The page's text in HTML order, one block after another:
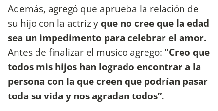
Además, agregó que aprueba la relación de
su hijo con la actriz yque no cree que la edad
sea un impedimento para celebrar el amor.
Antes de finalizar el musico agrego: "Creo que
todos mis hijos han logrado encontrar a la
persona con la que creen que podrían pasar
toda su vida y nos agradan todos”.